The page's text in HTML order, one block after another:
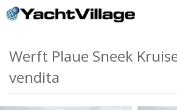
Werft Plaue Sneek
vendita